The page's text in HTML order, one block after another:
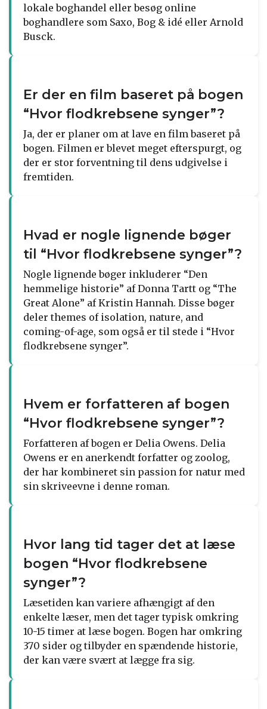
lokale boghandel eller besøg online
boghandlere som Saxo, Bog & idé eller Arnold
Busck.
Er der en film baseret på bogen
“Hvor flodkrebsene synger”?
Ja, der er planer om at lave en film baseret på
bogen. Filmen er blevet meget efterspurgt, og
der er stor forventning til dens udgivelse i
fremtiden.
Hvad er nogle lignende bøger
til “Hvor flodkrebsene synger”?
Nogle lignende bøger inkluderer “Den
hemmelige historie” af Donna Tartt og “The
Great Alone” af Kristin Hannah. Disse bøger
deler themes of isolation, nature, and
coming-of-age, som også er til stede i “Hvor
flodkrebsene synger”.
Hvem er forfatteren af bogen
“Hvor flodkrebsene synger”?
Forfatteren af bogen er Delia Owens. Delia
Owens er en anerkendt forfatter og zoolog,
der har kombineret sin passion for natur med
sin skriveevne i denne roman.
Hvor lang tid tager det at læse
bogen “Hvor flodkrebsene
synger”?
Læsetiden kan variere afhængigt af den
enkelte læser, men det tager typisk omkring
10-15 timer at læse bogen. Bogen har omkring
370 sider og tilbyder en spændende historie,
der kan være svært at lægge fra sig.